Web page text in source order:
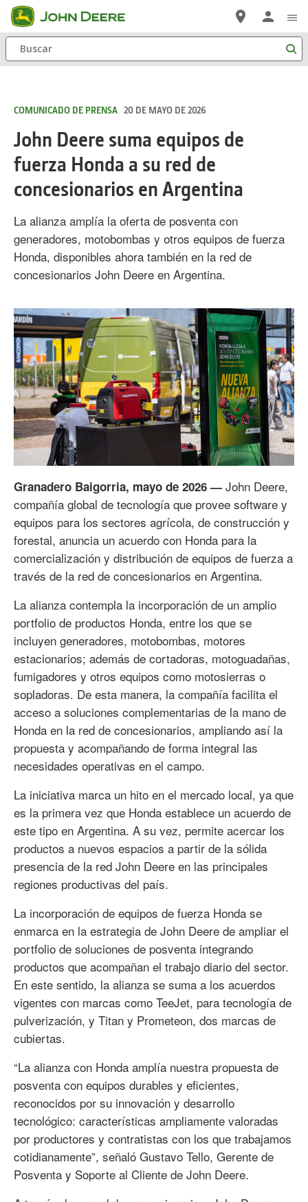
Saltar
a
contenido
principal
Buscar
COMUNICADO DE PRENSA 20 DE MAYO DE 2026
John Deere suma equipos de
fuerza Honda a su red de
concesionarios en Argentina
La alianza amplía la oferta de posventa con
generadores, motobombas y otros equipos de fuerza
Honda, disponibles ahora también en la red de
concesionarios John Deere en Argentina.
Granadero Baigorria, mayo de 2026 — John Deere,
compañía global de tecnología que provee software y
equipos para los sectores agrícola, de construcción y
forestal, anuncia un acuerdo con Honda para la
comercialización y distribución de equipos de fuerza a
través de la red de concesionarios en Argentina.
La alianza contempla la incorporación de un amplio
portfolio de productos Honda, entre los que se
incluyen generadores, motobombas, motores
estacionarios; además de cortadoras, motoguadañas,
fumigadores y otros equipos como motosierras o
sopladoras. De esta manera, la compañía facilita el
acceso a soluciones complementarias de la mano de
Honda en la red de concesionarios, ampliando así la
propuesta y acompañando de forma integral las
necesidades operativas en el campo.
La iniciativa marca un hito en el mercado local, ya que
es la primera vez que Honda establece un acuerdo de
este tipo en Argentina. A su vez, permite acercar los
productos a nuevos espacios a partir de la sólida
presencia de la red John Deere en las principales
regiones productivas del país.
La incorporación de equipos de fuerza Honda se
enmarca en la estrategia de John Deere de ampliar el
portfolio de soluciones de posventa integrando
productos que acompañan el trabajo diario del sector.
En este sentido, la alianza se suma a los acuerdos
vigentes con marcas como TeeJet, para tecnología de
pulverización, y Titan y Prometeon, dos marcas de
cubiertas.
“La alianza con Honda amplía nuestra propuesta de
posventa con equipos durables y eficientes,
reconocidos por su innovación y desarrollo
tecnológico: características ampliamente valoradas
por productores y contratistas con los que trabajamos
cotidianamente”, señaló Gustavo Tello, Gerente de
Posventa y Soporte al Cliente de John Deere.